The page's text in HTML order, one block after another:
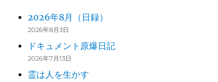
2026年8月（日録）
2026年8月3日
ドキュメント原爆日記
2026年7月13日
霊は人を生かす